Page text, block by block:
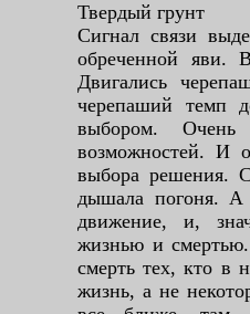
Твердый грунт
Сигнал связи
обреченной яви.
Двигались
черепаший темп
выбором.
возможностей. И
выбора решения.
дышала погоня. А
движение, и,
жизнью и
смерть тех, кто в
жизнь, а не